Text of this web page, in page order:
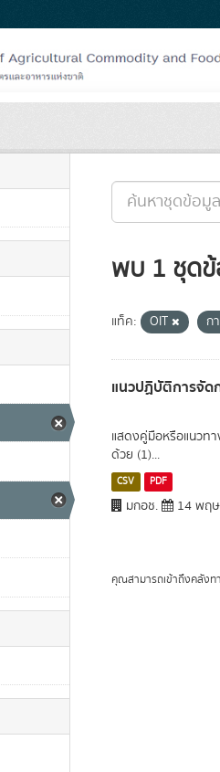
พบ 1 ชุด
แท็ค: OIT ก
แนวปฏิบัติการจัด
แสดงคู่มือหรือแนวทา
ด้วย (1)...
CSV PDF
มกอช. 14 พฤ
คุณสามารถเข้าถึงคลังท